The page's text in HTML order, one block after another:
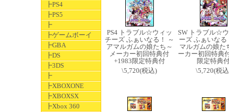
┣PS4
┣PS5
┣
┣ゲームボーイ
┣GBA
┣DS
┣3DS
┣
┣XBOXONE
┣XBOXSX
┣Xbox 360
PS4 トラブル☆ウィッ
チーズ ふぁいなる！ ～
アマルガムの娘たち～
メーカー初回特典付
+1983限定特典付
\5,720(税込)
SW トラブル☆
ーズ ふぁいなる
マルガムの娘た
ーカー初回特典
限定特典
\5,720(税